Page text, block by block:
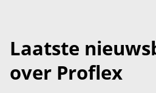
Laatste
over Proflex